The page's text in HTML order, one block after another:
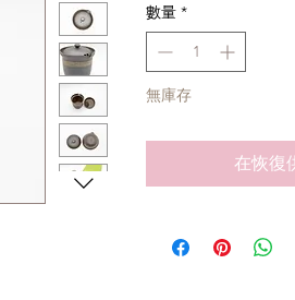
數量 *
無庫存
在恢復